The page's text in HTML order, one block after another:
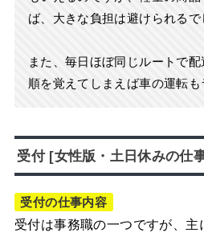
ば、大きな負担は避けられるで
また、毎日ほぼ同じルートで
順を覚えてしまえば車の運転も
受付 [女性版・土日休みの仕
受付の仕事内容
受付は事務職の一つですが、